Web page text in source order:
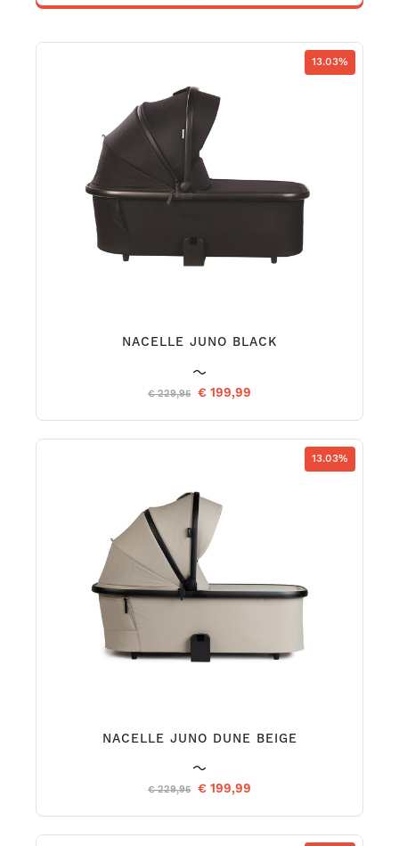
13.03%
NACELLE JUNO BLACK
€ 229,95 € 199,99
13.03%
NACELLE JUNO DUNE BEIGE
€ 229,95 € 199,99